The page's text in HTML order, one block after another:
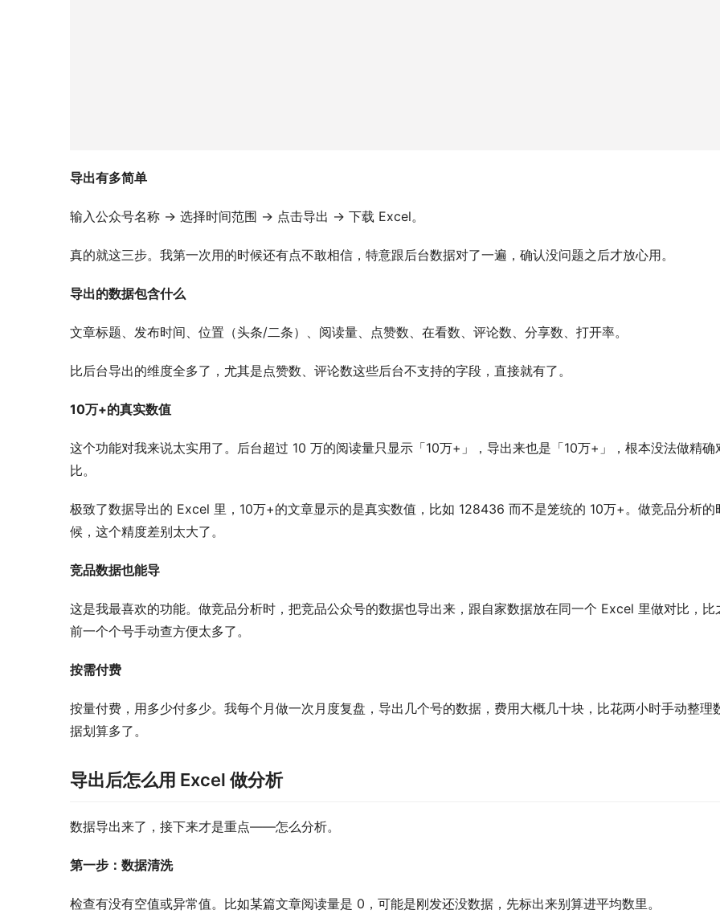
导出有多简单
输入公众号名称 → 选择时间范围 → 点击导出 → 下载 Excel。
真的就这三步。我第一次用的时候还有点不敢相信，特意跟后台数据对了一遍，确认没问题之后才放心用。
导出的数据包含什么
文章标题、发布时间、位置（头条/二条）、阅读量、点赞数、在看数、评论数、分享数、打开率。
比后台导出的维度全多了，尤其是点赞数、评论数这些后台不支持的字段，直接就有了。
10万+的真实数值
这个功能对我来说太实用了。后台超过 10 万的阅读量只显示「10万+」，导出来也是「10万+」，根本没法做精确
比。
极致了数据导出的 Excel 里，10万+的文章显示的是真实数值，比如 128436 而不是笼统的 10万+。做竞品分析的
候，这个精度差别太大了。
竞品数据也能导
这是我最喜欢的功能。做竞品分析时，把竞品公众号的数据也导出来，跟自家数据放在同一个 Excel 里做对比，比
前一个个号手动查方便太多了。
按需付费
按量付费，用多少付多少。我每个月做一次月度复盘，导出几个号的数据，费用大概几十块，比花两小时手动整理
据划算多了。
导出后怎么用 Excel 做分析
数据导出来了，接下来才是重点——怎么分析。
第一步：数据清洗
检查有没有空值或异常值。比如某篇文章阅读量是 0，可能是刚发还没数据，先标出来别算进平均数里。